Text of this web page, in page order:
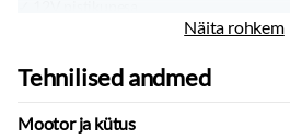
Start-stopp süsteem
Näita rohkem
Tehnilised andmed
Mootor ja kütus